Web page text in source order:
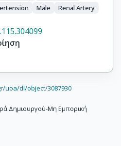
Male Renal Artery
uoa/dl/object/3087930
Δημιουργού-Μη Εμπορική